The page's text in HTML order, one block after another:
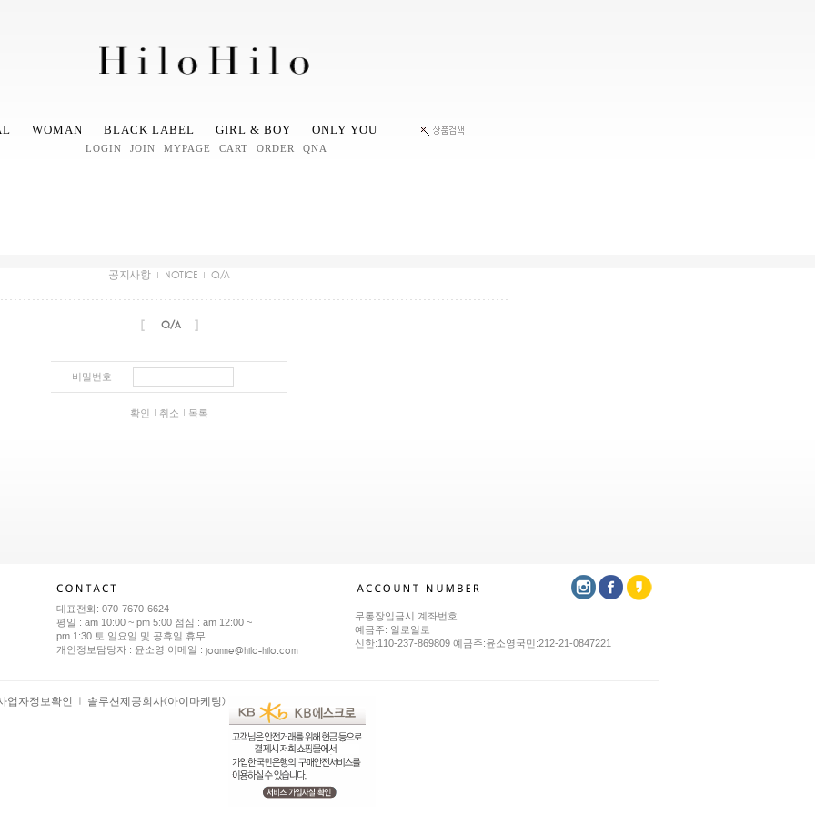
WOMAN BLACK LABEL GIRL & BOY ONLY YOU
LOGIN JOIN MYPAGE CART ORDER QNA
공지사항 NOTICE Q/A
[ Q/A ]
비밀번호
확인 취소 목록
대표전화: 070-7670-6624
평일 : am 10:00 ~ pm 5:00 점심 : am 12:00 ~
pm 1:30 토.일요일 및 공휴일 휴무
개인정보담당자 : 윤소영 이메일 : joanne@hilo-hilo.com
무통장입금시 계좌번호
예금주: 일로일로
신한:110-237-869809 예금주:윤소영국민:212-21-0847221
업자정보확인 솔루션제공회사(아이마케팅)